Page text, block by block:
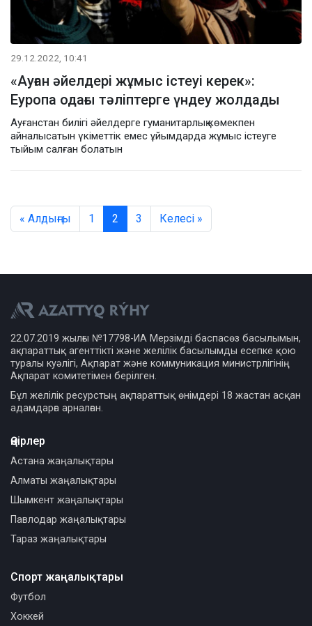
29.12.2022, 10:41
«Ауған әйелдері жұмыс істеуі керек»:
Еуропа одағы тәліптерге үндеу жолдады
Ауғанстан билігі әйелдерге гуманитарлық көмекпен
айналысатын үкіметтік емес ұйымдарда жұмыс істеуге
тыйым салған болатын
« Алдыңғы 1 2 3 Келесі »
22.07.2019 жылғы №17798-ИА Мерзімді баспасөз басылымын,
ақпараттық агенттікті және желілік басылымды есепке қою
туралы куәлігі, Ақпарат және коммуникация министрлігінің
Ақпарат комитетімен берілген.
Бұл желілік ресурстың ақпараттық өнімдері 18 жастан асқан
адамдарға арналған.
Өңірлер
Астана жаңалықтары
Алматы жаңалықтары
Шымкент жаңалықтары
Павлодар жаңалықтары
Тараз жаңалықтары
Спорт жаңалықтары
Футбол
Хоккей